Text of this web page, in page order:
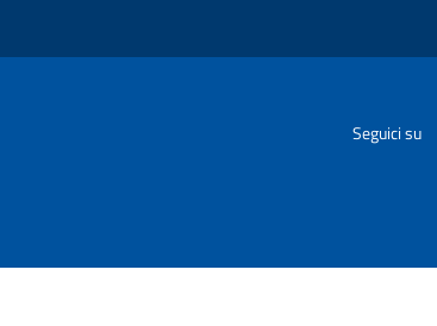
Seguici su